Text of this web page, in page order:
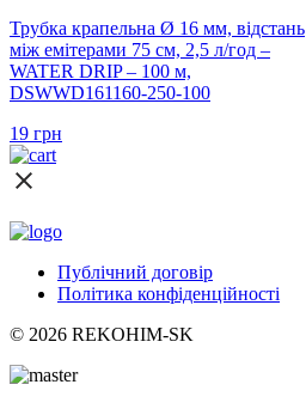
Трубка крапельна Ø 16 мм, відстань
між емітерами 75 см, 2,5 л/год –
WATER DRIP – 100 м,
DSWWD161160-250-100
19 грн
Публічний договір
Політика конфіденційності
© 2026 REKOHIM-SK